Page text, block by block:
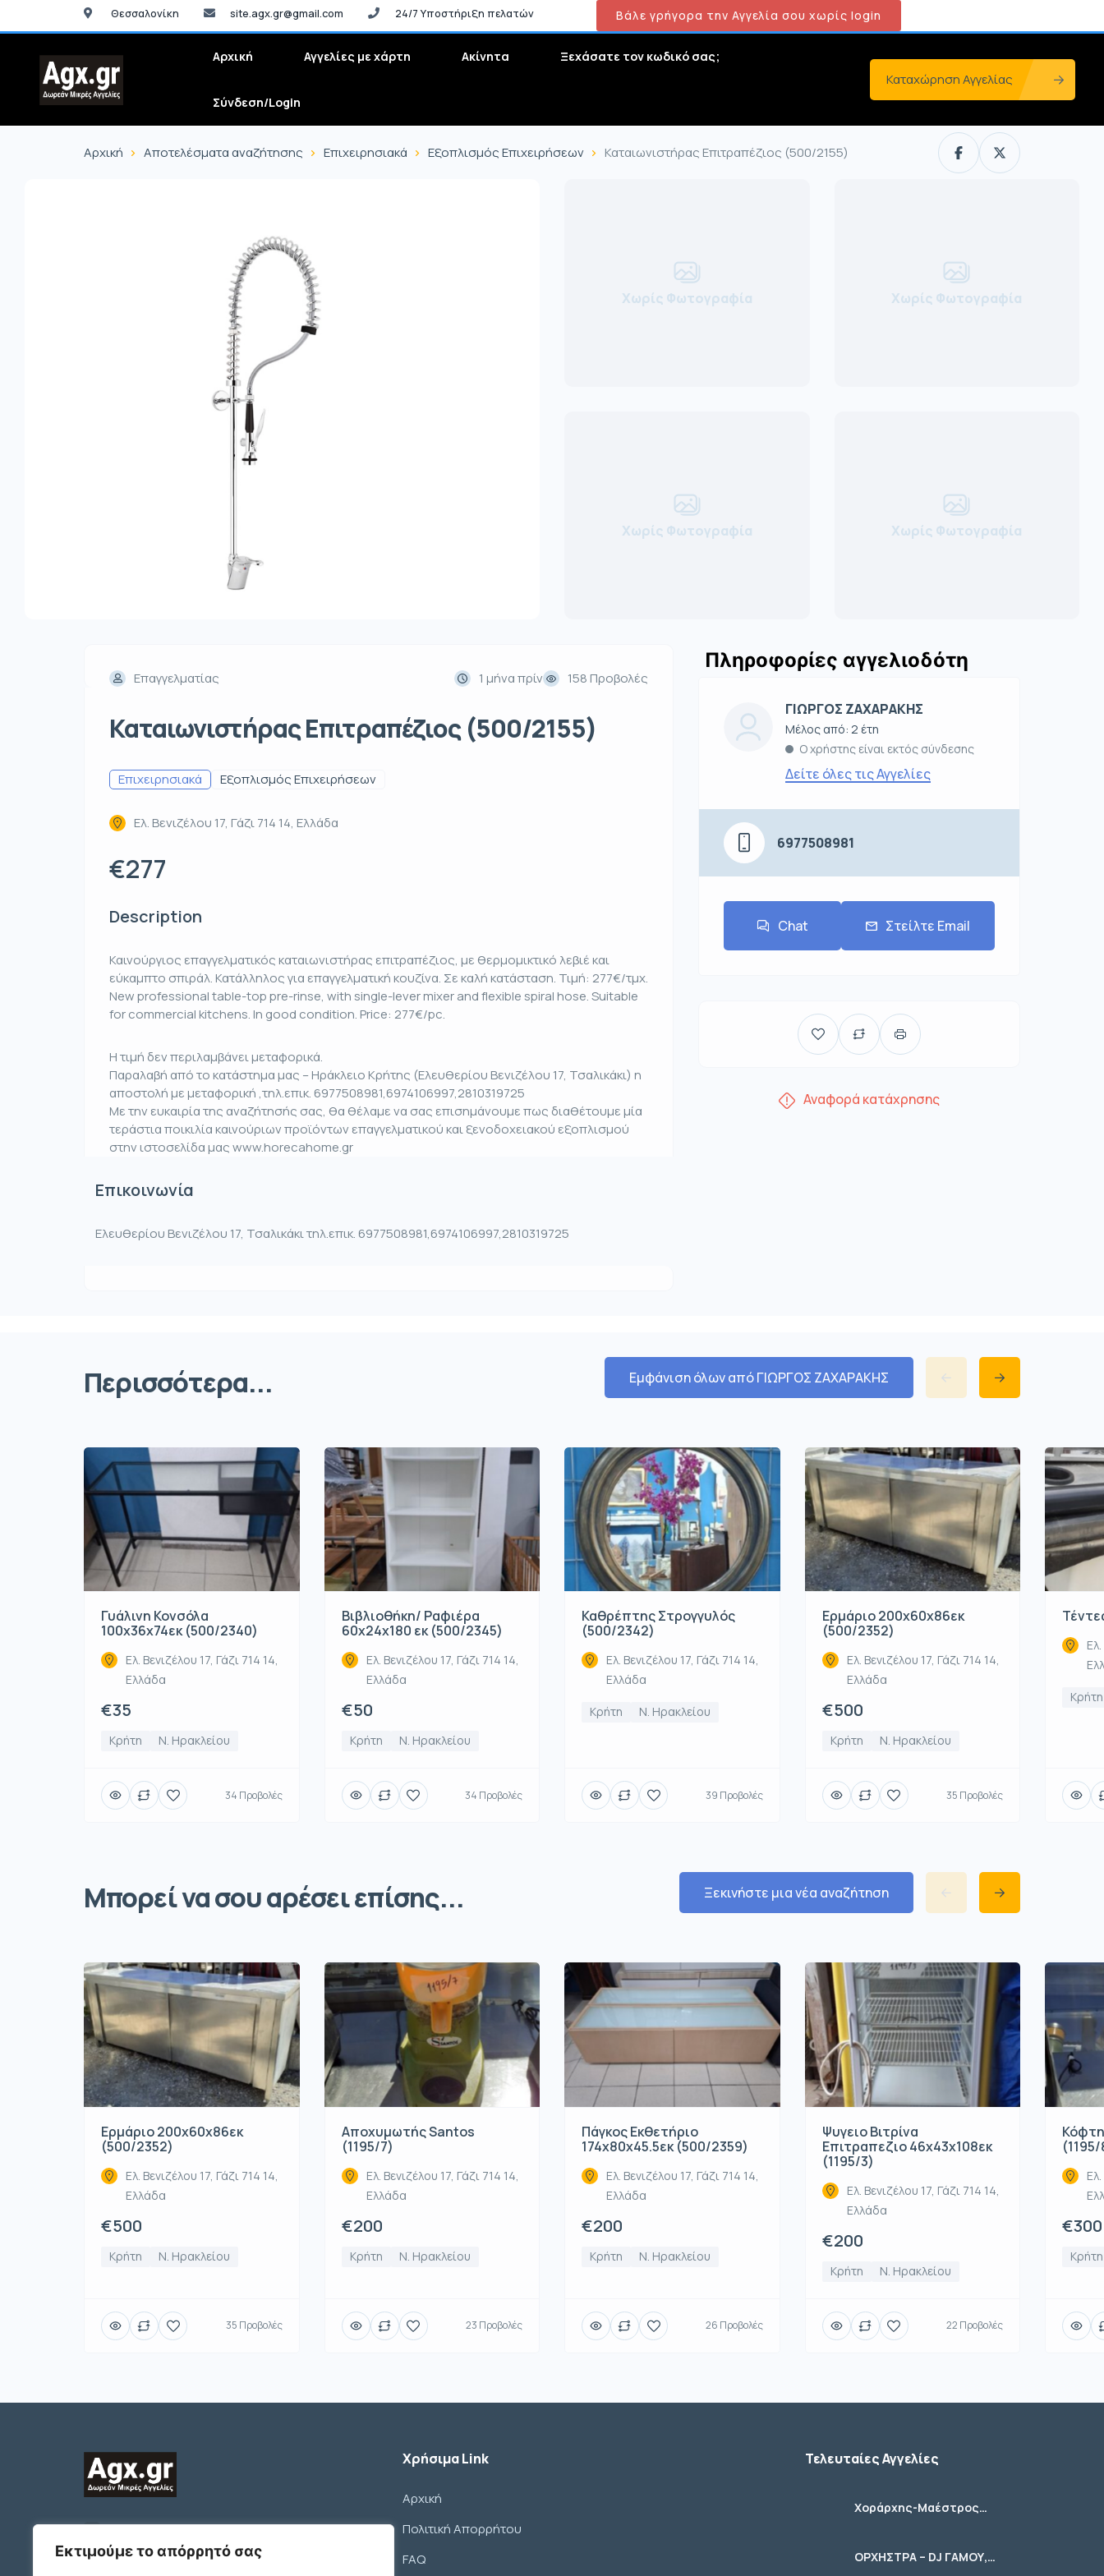
Εκτιμούμε το απόρρητό σας
Θεσσαλονίκη site.agx.gr@gmail.com 24/7 Υποστήριξη πελατών Βάλε γρήγορα την Αγγελία σου χωρίς login
Αρχική Αγγελίες με χάρτη Ακίνητα Ξεχάσατε τον κωδικό σας;
Σύνδεση/Login
Καταχώρηση Αγγελίας
Αρχική Αποτελέσματα αναζήτησης Επιχειρησιακά Εξοπλισμός Επιχειρήσεων Καταιωνιστήρας Επιτραπέζιος (500/2155)
Χωρίς Φωτογραφία Χωρίς Φωτογραφία
Χωρίς Φωτογραφία Χωρίς Φωτογραφία
Επαγγελματίας 1 μήνα πρίν 158 Προβολές
Καταιωνιστήρας Επιτραπέζιος (500/2155)
Επιχειρησιακά Εξοπλισμός Επιχειρήσεων
Ελ. Βενιζέλου 17, Γάζι 714 14, Ελλάδα
€277
Description
Καινούργιος επαγγελματικός καταιωνιστήρας επιτραπέζιος, με θερμομικτικό λεβιέ και
εύκαμπτο σπιράλ. Κατάλληλος για επαγγελματική κουζίνα. Σε καλή κατάσταση. Τιμή: 277€/τμχ.
New professional table-top pre-rinse, with single-lever mixer and flexible spiral hose. Suitable
for commercial kitchens. In good condition. Price: 277€/pc.
Η τιμή δεν περιλαμβάνει μεταφορικά.
Παραλαβή από το κατάστημα μας – Ηράκλειο Κρήτης (Ελευθερίου Βενιζέλου 17, Τσαλικάκι) η
αποστολή με μεταφορική ,τηλ.επικ. 6977508981,6974106997,2810319725
Με την ευκαιρία της αναζήτησής σας, θα θέλαμε να σας επισημάνουμε πως διαθέτουμε μία
τεράστια ποικιλία καινούριων προϊόντων επαγγελματικού και ξενοδοχειακού εξοπλισμού
στην ιστοσελίδα μας www.horecahome.gr
Επικοινωνία
Ελευθερίου Βενιζέλου 17, Τσαλικάκι τηλ.επικ. 6977508981,6974106997,2810319725
Πληροφορίες αγγελιοδότη
ΓΙΩΡΓΟΣ ΖΑΧΑΡΑΚΗΣ
Μέλος από: 2 έτη
Ο χρήστης είναι εκτός σύνδεσης
Δείτε όλες τις Αγγελίες
6977508981
Chat Στείλτε Email
Αναφορά κατάχρησης
Περισσότερα... Εμφάνιση όλων από ΓΙΩΡΓΟΣ ΖΑΧΑΡΑΚΗΣ
Γυάλινη Κονσόλα
100x36x74εκ (500/2340)
Ελ. Βενιζέλου 17, Γάζι 714 14,
Ελλάδα
€35
Κρήτη Ν. Ηρακλείου
34 Προβολές
Βιβλιοθήκη/ Ραφιέρα
60x24x180 εκ (500/2345)
Ελ. Βενιζέλου 17, Γάζι 714 14,
Ελλάδα
€50
Κρήτη Ν. Ηρακλείου
34 Προβολές
Καθρέπτης Στρογγυλός
(500/2342)
Ελ. Βενιζέλου 17, Γάζι 714 14,
Ελλάδα
Κρήτη Ν. Ηρακλείου
39 Προβολές
Ερμάριο 200x60x86εκ
(500/2352)
Ελ. Βενιζέλου 17, Γάζι 714 14,
Ελλάδα
€500
Κρήτη Ν. Ηρακλείου
35 Προβολές
Κρήτη
Μπορεί να σου αρέσει επίσης... Ξεκινήστε μια νέα αναζήτηση
Ερμάριο 200x60x86εκ
(500/2352)
Ελ. Βενιζέλου 17, Γάζι 714 14,
Ελλάδα
€500
Κρήτη Ν. Ηρακλείου
35 Προβολές
Αποχυμωτής Santos
(1195/7)
Ελ. Βενιζέλου 17, Γάζι 714 14,
Ελλάδα
€200
Κρήτη Ν. Ηρακλείου
23 Προβολές
Πάγκος Εκθετήριο
174x80x45.5εκ (500/2359)
Ελ. Βενιζέλου 17, Γάζι 714 14,
Ελλάδα
€200
Κρήτη Ν. Ηρακλείου
26 Προβολές
Ψυγειο Βιτρίνα
Επιτραπεζιο 46x43x108εκ
(1195/3)
Ελ. Βενιζέλου 17, Γάζι 714 14,
Ελλάδα
€200
Κρήτη Ν. Ηρακλείου
22 Προβολές
€300
Κρήτη
2312132324
ΠΛΑΤΩΝΟΣ 1 Τ.Κ. 54631
Χρήσιμα Link
Αρχική
Πολιτική Απορρήτου
FAQ
Τελευταίες Αγγελίες
Χοράρχης-Μαέστρος
ΟΡΧΗΣΤΡΑ – DJ ΓΑΜΟΥ,